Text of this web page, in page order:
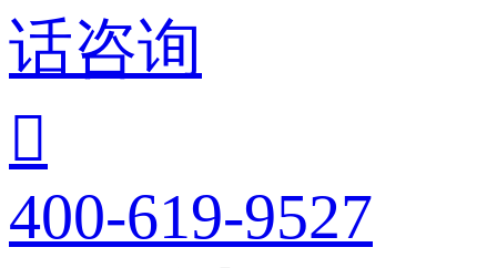
话咨询

400-619-9527